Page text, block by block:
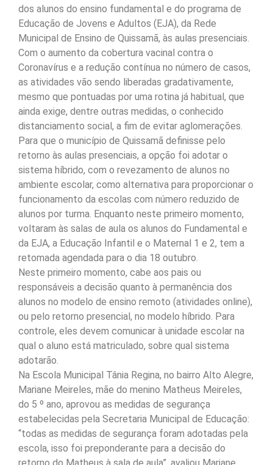
dos alunos do ensino fundamental e do programa de
Educação de Jovens e Adultos (EJA), da Rede
Municipal de Ensino de Quissamã, às aulas presenciais.
Com o aumento da cobertura vacinal contra o
Coronavírus e a redução contínua no número de casos,
as atividades vão sendo liberadas gradativamente,
mesmo que pontuadas por uma rotina já habitual, que
ainda exige, dentre outras medidas, o conhecido
distanciamento social, a fim de evitar aglomerações.
Para que o município de Quissamã definisse pelo
retorno às aulas presenciais, a opção foi adotar o
sistema híbrido, com o revezamento de alunos no
ambiente escolar, como alternativa para proporcionar o
funcionamento da escolas com número reduzido de
alunos por turma. Enquanto neste primeiro momento,
voltaram às salas de aula os alunos do Fundamental e
da EJA, a Educação Infantil e o Maternal 1 e 2, tem a
retomada agendada para o dia 18 outubro.
Neste primeiro momento, cabe aos pais ou
responsáveis a decisão quanto à permanência dos
alunos no modelo de ensino remoto (atividades online),
ou pelo retorno presencial, no modelo híbrido. Para
controle, eles devem comunicar à unidade escolar na
qual o aluno está matriculado, sobre qual sistema
adotarão.
Na Escola Municipal Tânia Regina, no bairro Alto Alegre,
Mariane Meireles, mãe do menino Matheus Meireles,
do 5 º ano, aprovou as medidas de segurança
estabelecidas pela Secretaria Municipal de Educação:
“todas as medidas de segurança foram adotadas pela
escola, isso foi preponderante para a decisão do